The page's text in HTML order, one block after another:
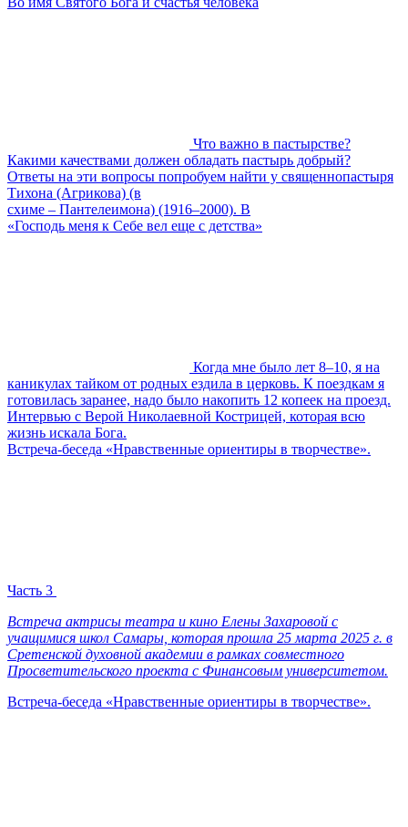
Что важно в пастырстве?
Какими качествами должен обладать пастырь добрый?
Ответы на эти вопросы попробуем найти у священнопастыря
Тихона (Агрикова) (в
схиме – Пантелеимона) (1916–2000). В
«Господь меня к Себе вел еще с детства»
Когда мне было лет 8–10, я на
каникулах тайком от родных ездила в церковь. К поездкам я
готовилась заранее, надо было накопить 12 копеек на проезд.
Интервью с Верой Николаевной Кострицей, которая всю
жизнь искала Бога.
Встреча-беседа «Нравственные ориентиры в творчестве».
Часть 3
Встреча актрисы театра и кино Елены Захаровой с
учащимися школ Самары, которая прошла 25 марта 2025 г. в
Сретенской духовной академии в рамках совместного
Просветительского проекта с Финансовым университетом.
Встреча-беседа «Нравственные ориентиры в творчестве».